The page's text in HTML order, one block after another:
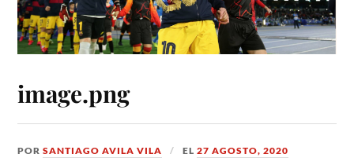
image.png
PORSANTIAGO AVILA VILA EL27 AGOSTO, 2020